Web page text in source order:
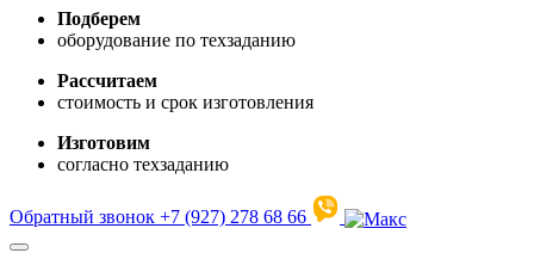
Подберем
оборудование по техзаданию
Рассчитаем
стоимость и срок изготовления
Изготовим
согласно техзаданию
Обратный звонок +7 (927) 278 68 66